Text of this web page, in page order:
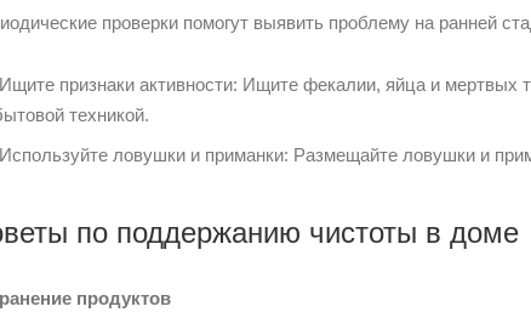
проверки помогут выявить проблему на ранней
Ищите признаки активности: Ищите фекалии, яйца и мертвых
техникой.
Используйте ловушки и приманки: Размещайте ловушки и
по поддержанию чистоты в доме
продуктов